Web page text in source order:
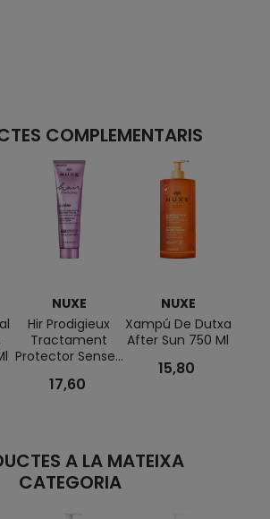
COMPLEMENTARIS
NUXE
Hir Prodigieux
Tractament
Protector Sense...
17,60
NUXE
Xampú De Dutxa
After Sun 750 Ml
15,80
A LA MATEIXA
CATEGORIA